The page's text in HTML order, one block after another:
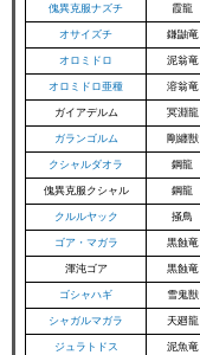
傀異克服ナズチ 霞龍
オサイズチ 鎌鼬竜
オロミドロ 泥翁竜
オロミドロ亜種 溶翁竜
ガイアデルム 冥淵龍
ガランゴルム 剛纏獣
クシャルダオラ 鋼龍
傀異克服クシャル 鋼龍
クルルヤック 掻鳥
ゴア・マガラ 黒蝕竜
渾沌ゴア 黒蝕竜
ゴシャハギ 雪鬼獣
シャガルマガラ 天廻龍
ジュラトドス 泥魚竜